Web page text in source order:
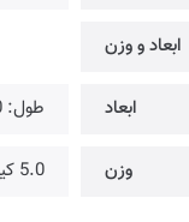
ابعاد و وزن
ابعاد طول: 360 میلیمتر | عرض: 210 میلیمتر | ارتفاع: 440 میلیمتر
وزن 5.0 کیلوگرم